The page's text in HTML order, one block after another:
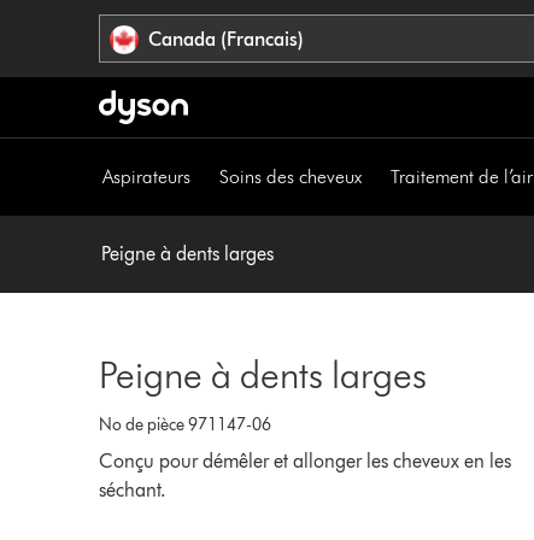
sauter
l’accessibilité
Canada (Francais)
Aspirateurs Soins des cheveux Traitement de l’air
Peigne à dents larges
Peigne à dents larges
No de pièce 971147-06
Conçu pour démêler et allonger les cheveux en les
séchant.